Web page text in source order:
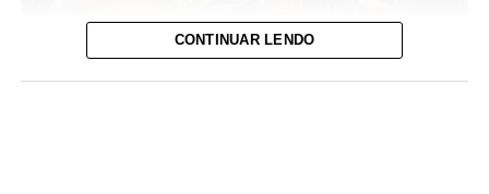
CONTINUAR LENDO